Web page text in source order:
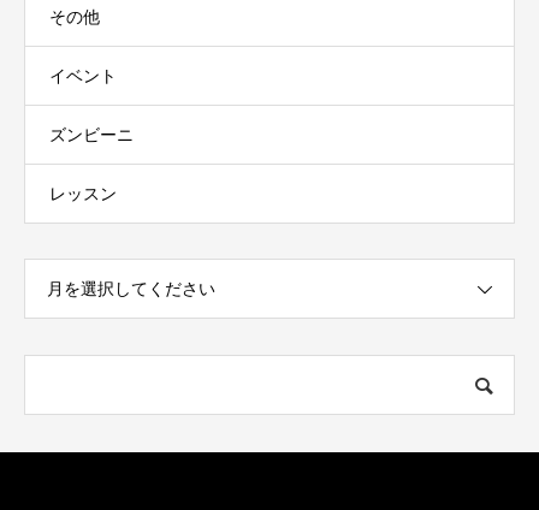
その他
イベント
ズンビーニ
レッスン
月を選択してください